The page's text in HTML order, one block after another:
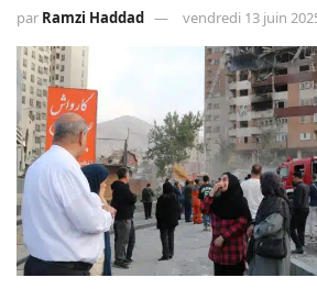
par Ramzi Haddad vendredi 13 juin